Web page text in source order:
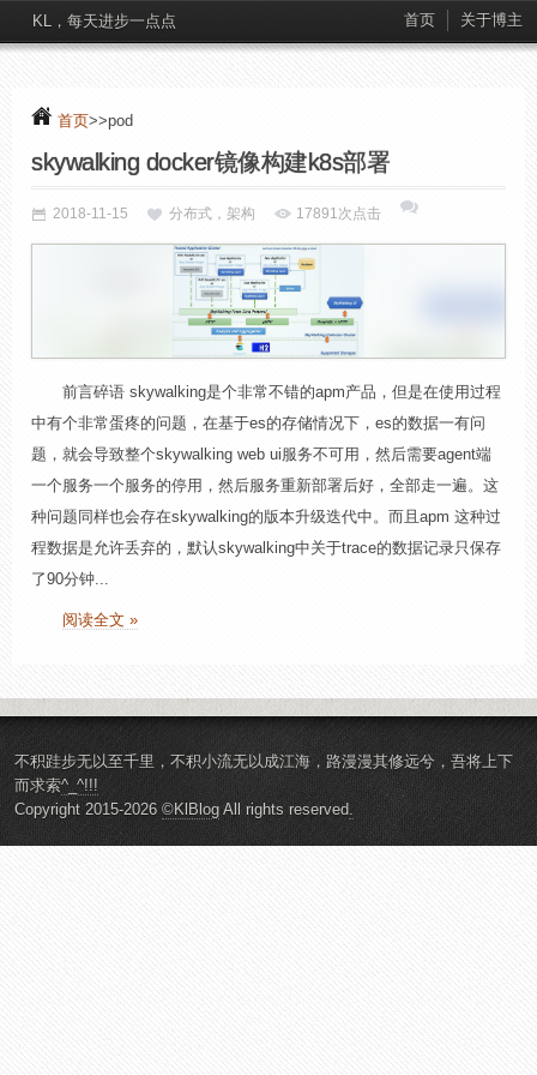
KL，每天进步一点点 首页 关于博主
首页>>pod
skywalking docker镜像构建k8s部署
2018-11-15 分布式，架构 17891次点击
前言碎语 skywalking是个非常不错的apm产品，但是在使用过程
中有个非常蛋疼的问题，在基于es的存储情况下，es的数据一有问
题，就会导致整个skywalking web ui服务不可用，然后需要agent端
一个服务一个服务的停用，然后服务重新部署后好，全部走一遍。这
种问题同样也会存在skywalking的版本升级迭代中。而且apm 这种过
程数据是允许丢弃的，默认skywalking中关于trace的数据记录只保存
了90分钟...
阅读全文 »
不积跬步无以至千里，不积小流无以成江海，路漫漫其修远兮，吾将上下
而求索^_^!!!
Copyright 2015-2026 ©KlBlog All rights reserved.